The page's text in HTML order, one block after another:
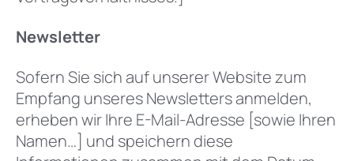
Newsletter
Sofern Sie sich auf unserer Website zum
Empfang unseres Newsletters anmelden,
erheben wir Ihre E-Mail-Adresse [sowie Ihren
Namen…] und speichern diese